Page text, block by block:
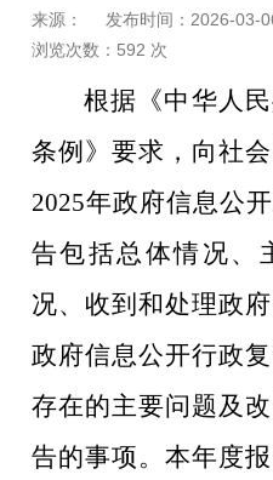
来源：
发布时间：2026-03-
浏览次数： 592 次
根据《中华人
条例》要求，向社
2025年政府信息公
告包括总体情况、
况、收到和处理政
政府信息公开行政
存在的主要问题及
告的事项。本年度